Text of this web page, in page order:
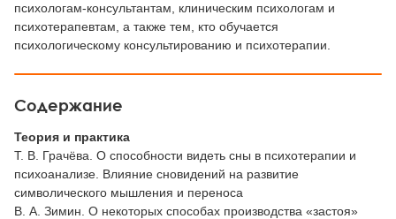
психологам-консультантам, клиническим психологам и
психотерапевтам, а также тем, кто обучается
психологическому консультированию и психотерапии.
Содержание
Теория и практика
Т. В. Грачёва. О способности видеть сны в психотерапии и
психоанализе. Влияние сновидений на развитие
символического мышления и переноса
В. А. Зимин. О некоторых способах производства «застоя»